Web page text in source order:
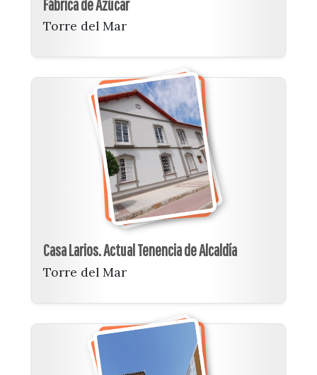
Fábrica de Azúcar
Torre del Mar
Casa Larios. Actual Tenencia de Alcaldía
Torre del Mar